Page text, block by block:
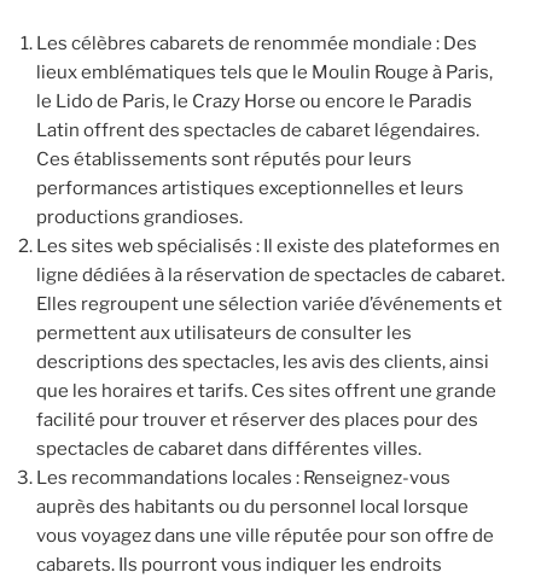
Les célèbres cabarets de renommée mondiale : Des
lieux emblématiques tels que le Moulin Rouge à Paris,
le Lido de Paris, le Crazy Horse ou encore le Paradis
Latin offrent des spectacles de cabaret légendaires.
Ces établissements sont réputés pour leurs
performances artistiques exceptionnelles et leurs
productions grandioses.
Les sites web spécialisés : Il existe des plateformes en
ligne dédiées à la réservation de spectacles de cabaret.
Elles regroupent une sélection variée d’événements et
permettent aux utilisateurs de consulter les
descriptions des spectacles, les avis des clients, ainsi
que les horaires et tarifs. Ces sites offrent une grande
facilité pour trouver et réserver des places pour des
spectacles de cabaret dans différentes villes.
Les recommandations locales : Renseignez-vous
auprès des habitants ou du personnel local lorsque
vous voyagez dans une ville réputée pour son offre de
cabarets. Ils pourront vous indiquer les endroits